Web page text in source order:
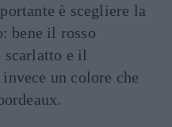
è scegliere la
bene il rosso
scarlatto e il
un colore che